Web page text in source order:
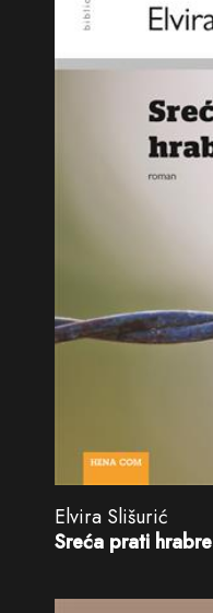
Elvira Slišurić
Sreća prati hrabre